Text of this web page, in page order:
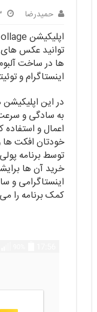
حمیدرضا ۳
توانید عکس های
ها در ساخت
اینستاگرام و
به سادگی و
اعمال و استفاده
توسط برنامه
اینستاگرامی و
کمک برنامه را می